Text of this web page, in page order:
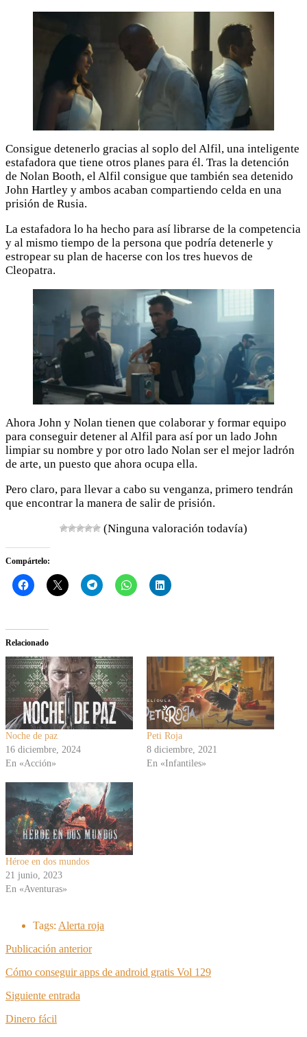
Consigue detenerlo gracias al soplo del Alfil, una inteligente
estafadora que tiene otros planes para él. Tras la detención
de Nolan Booth, el Alfil consigue que también sea detenido
John Hartley y ambos acaban compartiendo celda en una
prisión de Rusia.
La estafadora lo ha hecho para así librarse de la competencia
y al mismo tiempo de la persona que podría detenerle y
estropear su plan de hacerse con los tres huevos de
Cleopatra.
Ahora John y Nolan tienen que colaborar y formar equipo
para conseguir detener al Alfil para así por un lado John
limpiar su nombre y por otro lado Nolan ser el mejor ladrón
de arte, un puesto que ahora ocupa ella.
Pero claro, para llevar a cabo su venganza, primero tendrán
que encontrar la manera de salir de prisión.
(Ninguna valoración todavía)
Compártelo:
Relacionado
Noche de paz
16 diciembre, 2024
En «Acción»
Peti Roja
8 diciembre, 2021
En «Infantiles»
Héroe en dos mundos
21 junio, 2023
En «Aventuras»
Tags: Alerta roja
Publicación anterior
Cómo conseguir apps de android gratis Vol 129
Siguiente entrada
Dinero fácil